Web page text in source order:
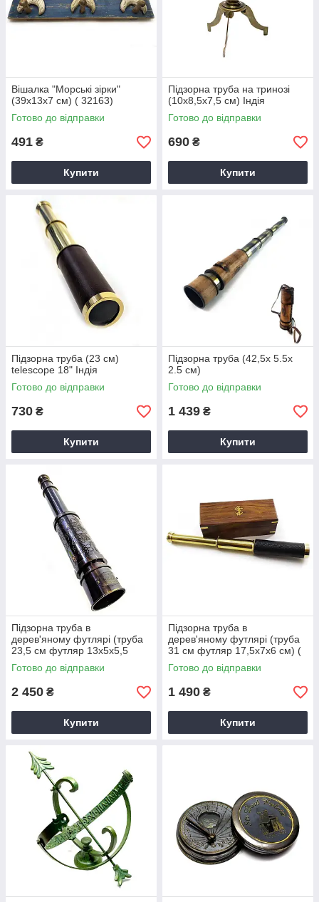
Вішалка "Морські зірки"
(39х13х7 см) ( 32163)
Готово до відправки
491 ₴
Купити
Підзорна труба на тринозі
(10х8,5х7,5 см) Індія
Готово до відправки
690 ₴
Купити
Підзорна труба (23 см)
telescope 18" Індія
Готово до відправки
730 ₴
Купити
Підзорна труба (42,5х 5.5х
2.5 см)
Готово до відправки
1 439 ₴
Купити
Підзорна труба в
дерев'яному футлярі (труба
23,5 см футляр 13х5х5,5
см)A ( 29298A)
Готово до відправки
2 450 ₴
Купити
Підзорна труба в
дерев'яному футлярі (труба
31 см футляр 17,5х7х6 см) (
32265)
Готово до відправки
1 490 ₴
Купити